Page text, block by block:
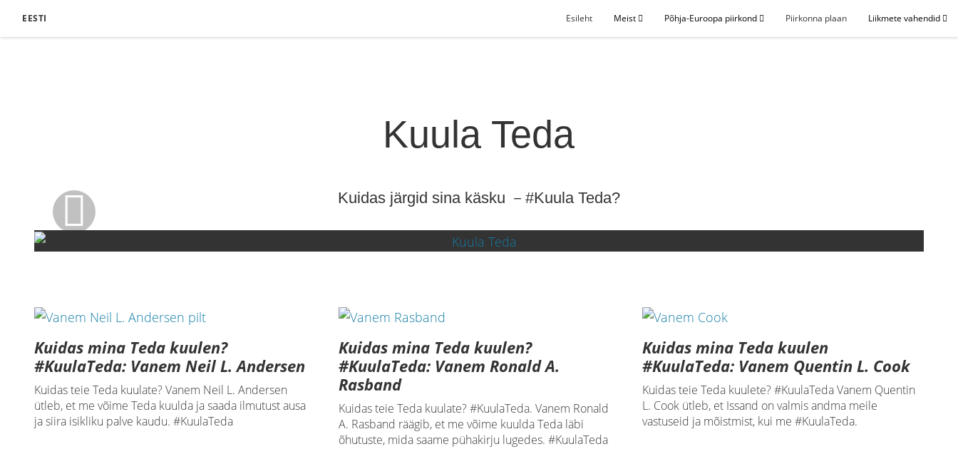
EESTI Esileht Meist Põhja-Euroopa piirkond Piirkonna plaan Liikmete vahendid
Kuula Teda
Kuidas järgid sina käsku －#Kuula Teda?
Kuidas mina Teda kuulen?
#KuulaTeda: Vanem Neil L. Andersen
Kuidas teie Teda kuulate? Vanem Neil L. Andersen
ütleb, et me võime Teda kuulda ja saada ilmutust ausa
ja siira isikliku palve kaudu. #KuulaTeda
Kuidas mina Teda kuulen?
#KuulaTeda: Vanem Ronald A.
Rasband
Kuidas teie Teda kuulate? #KuulaTeda. Vanem Ronald
A. Rasband räägib, et me võime kuulda Teda läbi
õhutuste, mida saame pühakirju lugedes. #KuulaTeda
Kuidas mina Teda kuulen
#KuulaTeda: Vanem Quentin L. Cook
Kuidas teie Teda kuulete? #KuulaTeda Vanem Quentin
L. Cook ütleb, et Issand on valmis andma meile
vastuseid ja mõistmist, kui me #KuulaTeda.